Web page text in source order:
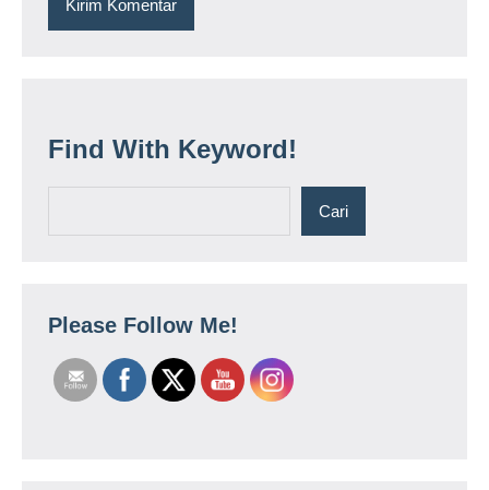
Find With Keyword!
Cari
Please Follow Me!